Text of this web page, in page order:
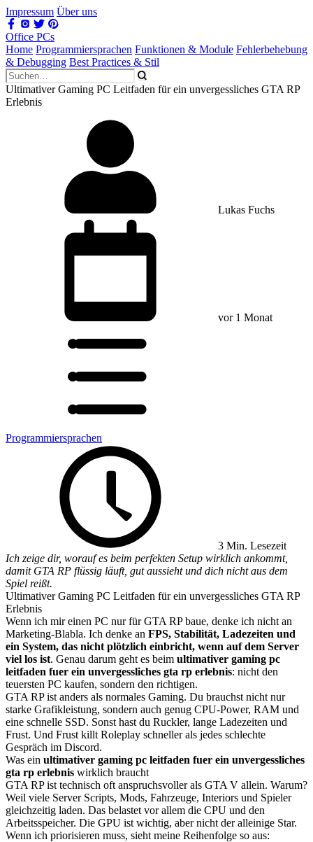
Impressum Über uns
Office PCs
Home Programmiersprachen Funktionen & Module Fehlerbehebung
& Debugging Best Practices & Stil
Ultimativer Gaming PC Leitfaden für ein unvergessliches GTA RP
Erlebnis
Lukas Fuchs
vor 1 Monat
Programmiersprachen
3 Min. Lesezeit
Ich zeige dir, worauf es beim perfekten Setup wirklich ankommt,
damit GTA RP flüssig läuft, gut aussieht und dich nicht aus dem
Spiel reißt.
Ultimativer Gaming PC Leitfaden für ein unvergessliches GTA RP
Erlebnis
Wenn ich mir einen PC nur für GTA RP baue, denke ich nicht an
Marketing-Blabla. Ich denke an FPS, Stabilität, Ladezeiten und
ein System, das nicht plötzlich einbricht, wenn auf dem Server
viel los ist. Genau darum geht es beim ultimativer gaming pc
leitfaden fuer ein unvergessliches gta rp erlebnis: nicht den
teuersten PC kaufen, sondern den richtigen.
GTA RP ist anders als normales Gaming. Du brauchst nicht nur
starke Grafikleistung, sondern auch genug CPU-Power, RAM und
eine schnelle SSD. Sonst hast du Ruckler, lange Ladezeiten und
Frust. Und Frust killt Roleplay schneller als jedes schlechte
Gespräch im Discord.
Was ein ultimativer gaming pc leitfaden fuer ein unvergessliches
gta rp erlebnis wirklich braucht
GTA RP ist technisch oft anspruchsvoller als GTA V allein. Warum?
Weil viele Server Scripts, Mods, Fahrzeuge, Interiors und Spieler
gleichzeitig laden. Das belastet vor allem die CPU und den
Arbeitsspeicher. Die GPU ist wichtig, aber nicht der alleinige Star.
Wenn ich priorisieren muss, sieht meine Reihenfolge so aus: